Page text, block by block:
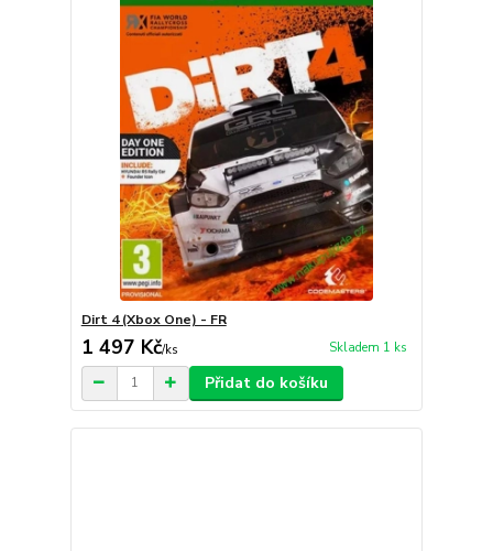
Dirt 4 (Xbox One) - FR
1 497 Kč/ks Skladem 1 ks
Přidat do košíku